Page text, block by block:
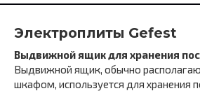
Электроплиты Gefest
Выдвижной ящик для хранения
Выдвижной ящик, обычно
шкафом, используется для хранения